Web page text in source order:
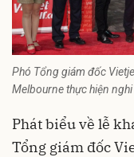
Phó Tổng giám đốc
Melbourne thực hiện
Phát biểu về lễ
Tổng giám đốc